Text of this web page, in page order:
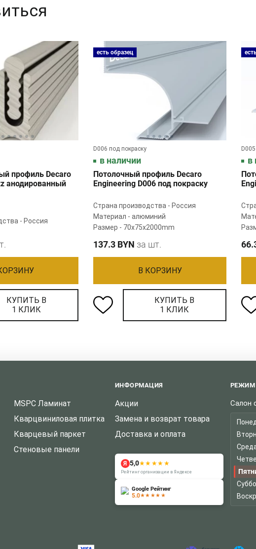
профиль Decaro
анодированный
- Россия
КУПИТЬ В
1 КЛИК
есть образец
D006 под покраску
в наличии
Потолочный профиль Decaro
Engineering D006 под покраску
Страна производства - Россия
Материал - алюминий
Размер - 70х75х2000mm
137.3 BYN за шт.
В КОРЗИНУ
КУПИТЬ В
1 КЛИК
в
MSPC Ламинат
Кварцвиниловая плитка
Кварцевый паркет
Стеновые панели
ИНФОРМАЦИЯ
Акции
Замена и возврат товара
Доставка и оплата
Я 5,0★★★★★
Рейтинг организации в Яндексе
Google Рейтинг
5.0★★★★★
РЕЖИМ
Салон